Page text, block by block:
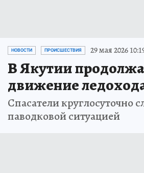
НОВОСТИ ПРОИСШЕСТВИЯ 29 мая 2026
В Якутии
движение
Спасатели круглосуточно
паводковой ситуацией